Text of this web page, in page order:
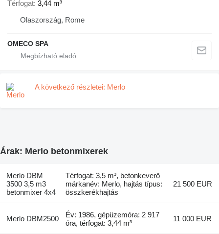
Térfogat 3,44 m³
Olaszország, Rome
OMECO SPA
A következő részletei: Merlo
Árak: Merlo betonmixerek
Merlo DBM
3500 3,5 m3
betonmixer 4x4
Térfogat: 3,5 m³, betonkeverő
márkanév: Merlo, hajtás típus:
összkerékhajtás
21 500 EUR
Merlo DBM2500
Év: 1986, gépüzemóra: 2 917
óra, térfogat: 3,44 m³
11 000 EUR